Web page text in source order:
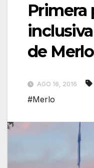
Primera
de Merlo
AGO 16, 2016
#Merlo